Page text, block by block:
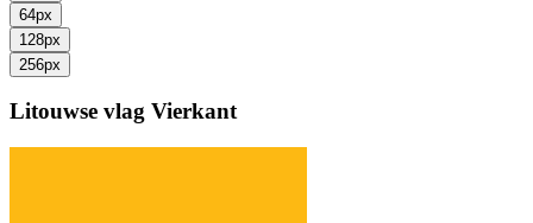
64px
128px
256px
Litouwse vlag Vierkant